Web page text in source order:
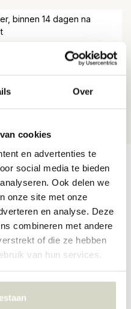
Over
cookies
en advertenties te
social media te bieden
Ook delen we
onze site met onze
en analyse. Deze
combineren met andere
of die ze hebben
van hun services.
binnen 14 dagen na
Reviews
dat een zachte en gezellige
Het Bloomingville Mini Dolly
om op te liggen, perfect om